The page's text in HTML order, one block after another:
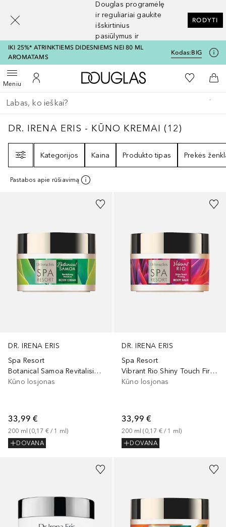
Douglas programėlę
ir reguliariai gaukite
išskirtinius
pasiūlymus ir
nuolaidas
RODYTI
IKI 25%* ATRINKTIEMS DIDESNIEMS NEI 80 ML
AROMATAMS
Kodas:BIG
MeniuAtidaryti meniuĮ mano paskyrą
Į Douglas pagrindinį
Į mano
Į
Grįžk atgal
Vykdykite paiešką
DR. IRENA ERIS - KŪNO KREMAI 12
DR. IRENA ERIS - KŪNO KREMAI (12)
Kategorijos
Kaina Produkto tipas Prekės
Pastabos apie rūšiavimą
DR. IRENA ERIS
Spa Resort
Botanical Samoa Revitalising Moisture Body Cream
Kūno losjonas
33,99 €
200 ml (0,17 € / 1 ml)
DOVANA
DR. IRENA ERIS
Spa Resort
Vibrant Rio Shiny Touch Firming Balm
Kūno losjonas
33,99 €
200 ml (0,17 € / 1 ml)
DOVANA
[navigation.slideout.screenreader]